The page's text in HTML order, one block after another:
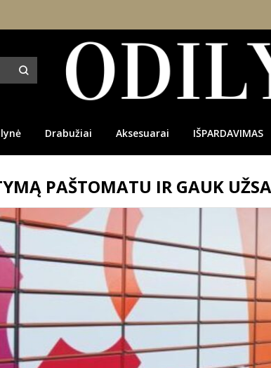
Drabužiai Aksesuarai IŠPARDAVIMAS
PAŠTOMATU IR GAUK